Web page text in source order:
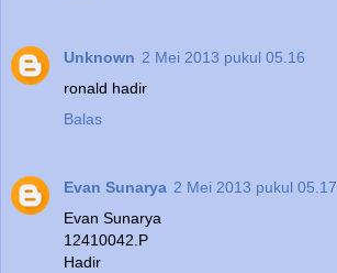
Unknown 2 Mei 2013 pukul 05.16
ronald hadir
Balas
Evan Sunarya 2 Mei 2013 pukul 05.17
Evan Sunarya
12410042.P
Hadir